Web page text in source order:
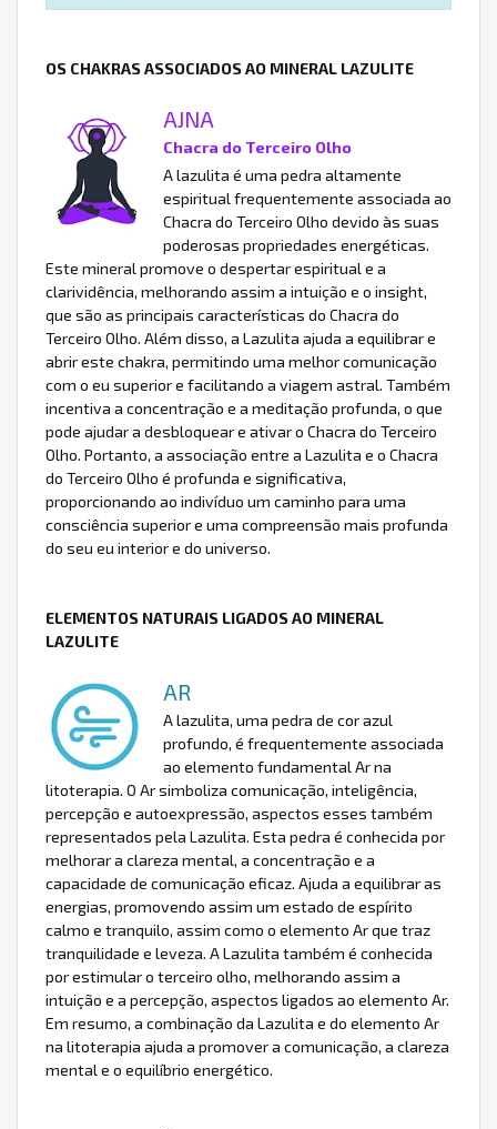
OS CHAKRAS ASSOCIADOS AO MINERAL LAZULITE
AJNA
Chacra do Terceiro Olho
A lazulita é uma pedra altamente
espiritual frequentemente associada ao
Chacra do Terceiro Olho devido às suas
poderosas propriedades energéticas.
Este mineral promove o despertar espiritual e a
clarividência, melhorando assim a intuição e o insight,
que são as principais características do Chacra do
Terceiro Olho. Além disso, a Lazulita ajuda a equilibrar e
abrir este chakra, permitindo uma melhor comunicação
com o eu superior e facilitando a viagem astral. Também
incentiva a concentração e a meditação profunda, o que
pode ajudar a desbloquear e ativar o Chacra do Terceiro
Olho. Portanto, a associação entre a Lazulita e o Chacra
do Terceiro Olho é profunda e significativa,
proporcionando ao indivíduo um caminho para uma
consciência superior e uma compreensão mais profunda
do seu eu interior e do universo.
ELEMENTOS NATURAIS LIGADOS AO MINERAL
LAZULITE
AR
A lazulita, uma pedra de cor azul
profundo, é frequentemente associada
ao elemento fundamental Ar na
litoterapia. O Ar simboliza comunicação, inteligência,
percepção e autoexpressão, aspectos esses também
representados pela Lazulita. Esta pedra é conhecida por
melhorar a clareza mental, a concentração e a
capacidade de comunicação eficaz. Ajuda a equilibrar as
energias, promovendo assim um estado de espírito
calmo e tranquilo, assim como o elemento Ar que traz
tranquilidade e leveza. A Lazulita também é conhecida
por estimular o terceiro olho, melhorando assim a
intuição e a percepção, aspectos ligados ao elemento Ar.
Em resumo, a combinação da Lazulita e do elemento Ar
na litoterapia ajuda a promover a comunicação, a clareza
mental e o equilíbrio energético.